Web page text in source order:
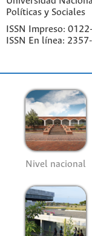
Políticas y Sociales
ISSN Impreso:
ISSN En línea:
Nivel nacional